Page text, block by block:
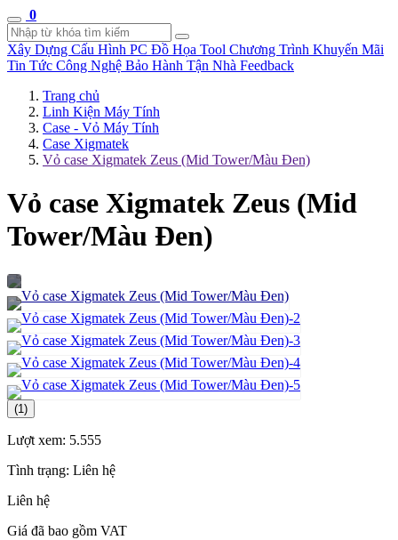
0
Xây Dựng Cấu Hình PC Đồ Họa Tool Chương Trình Khuyến Mãi
Tin Tức Công Nghệ Bảo Hành Tận Nhà Feedback
Trang chủ
Linh Kiện Máy Tính
Case - Vỏ Máy Tính
Case Xigmatek
Vỏ case Xigmatek Zeus (Mid Tower/Màu Đen)
Vỏ case Xigmatek Zeus (Mid
Tower/Màu Đen)
(1)
Lượt xem: 5.555
Tình trạng: Liên hệ
Liên hệ
Giá đã bao gồm VAT